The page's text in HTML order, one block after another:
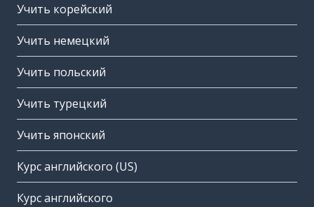
Учить корейский
Учить немецкий
Учить польский
Учить турецкий
Учить японский
Курс английского (US)
Курс английского